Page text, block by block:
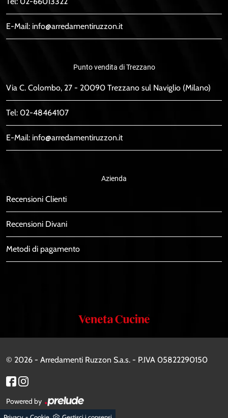
E-Mail: info@arredamentiruzzon.it
Punto vendita di Trezzano
Via C. Colombo, 27 - 20090 Trezzano sul Naviglio (Milano)
Tel: 02-48464107
E-Mail: info@arredamentiruzzon.it
Azienda
Recensioni Clienti
Recensioni Divani
Metodi di pagamento
Veneta
© 2026 - Arredamenti Ruzzon S.a.s. - P.IVA 05822290150
Powered by